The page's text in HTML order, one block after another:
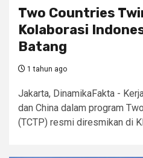
Two Countries
Kolaborasi
Batang
1 tahun ago
Jakarta, DinamikaFakta -
dan China dalam program
(TCTP) resmi diresmikan di